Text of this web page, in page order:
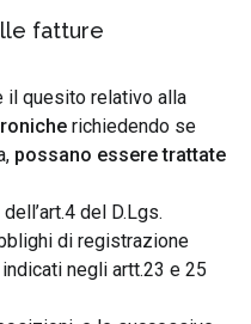
fatture
il quesito relativo alla
richiedendo se
possano essere trattate
del D.Lgs.
di registrazione
negli artt.23 e 25